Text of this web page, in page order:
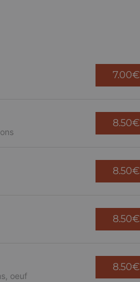
7.00€
8.50€
8.50€
8.50€
oeuf
8.50€